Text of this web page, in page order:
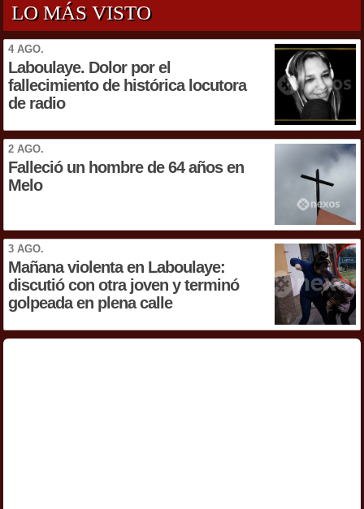
LO MÁS VISTO
4 AGO.
Laboulaye. Dolor por el
fallecimiento de histórica locutora
de radio
2 AGO.
Falleció un hombre de 64 años en
Melo
3 AGO.
Mañana violenta en Laboulaye:
discutió con otra joven y terminó
golpeada en plena calle